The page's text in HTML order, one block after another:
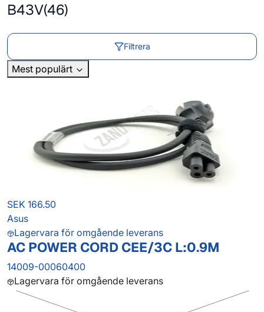
B43V(46)
Filtrera
Mest populärt
SEK 166.50
Asus
Lagervara för omgående leverans
AC POWER CORD CEE/3C L:0.9M
14009-00060400
Lagervara för omgående leverans